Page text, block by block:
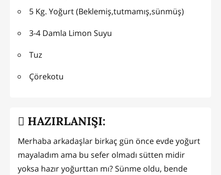
5 Kg. Yoğurt (Beklemiş,tutmamış,sünmüş)
3-4 Damla Limon Suyu
Tuz
Çörekotu
HAZIRLANIŞI:
Merhaba arkadaşlar birkaç gün önce evde yoğurt
mayaladım ama bu sefer olmadı sütten midir
yoksa hazır yoğurttan mı? Sünme oldu, bende